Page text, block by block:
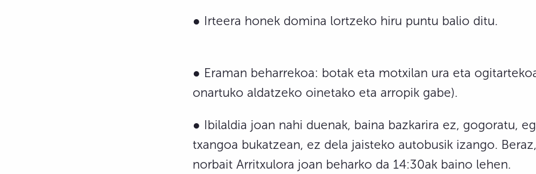
● Irteera honek domina lortzeko hiru puntu balio ditu.
● Eraman beharrekoa: botak eta motxilan ura eta
onartuko aldatzeko oinetako eta arropik gabe).
● Ibilaldia joan nahi duenak, baina bazkarira ez, gogoratu,
txangoa bukatzean, ez dela jaisteko autobusik izango.
norbait Arritxulora joan beharko da 14:30ak baino lehen.